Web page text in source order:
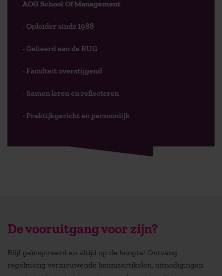
AOG School Of Management
- Opleider sinds 1988
- Gelieerd aan de RUG
- Faculteit overstijgend
- Samen leren en reflecteren
- Praktijkgericht en persoonlijk
De vooruitgang voor zijn?
Blijf geïnspireerd en altijd op de hoogte! Ontvang
regelmatig vernieuwende kennisartikelen, uitnodigingen